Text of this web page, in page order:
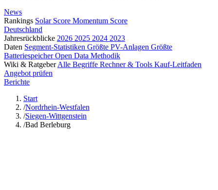
News
Rankings Solar Score Momentum Score
Deutschland
Jahresrückblicke 2026 2025 2024 2023
Daten Segment-Statistiken Größte PV-Anlagen Größte
BatteriespeicherOpen Data Methodik
Wiki & Ratgeber Alle Begriffe Rechner & Tools Kauf-Leitfaden
Angebot prüfen
Berichte
Start
/Nordrhein-Westfalen
/Siegen-Wittgenstein
/Bad Berleburg